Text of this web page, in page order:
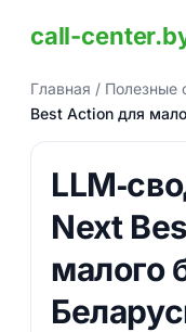
call-
Главная / Полезные
Best Action для
Next
малого